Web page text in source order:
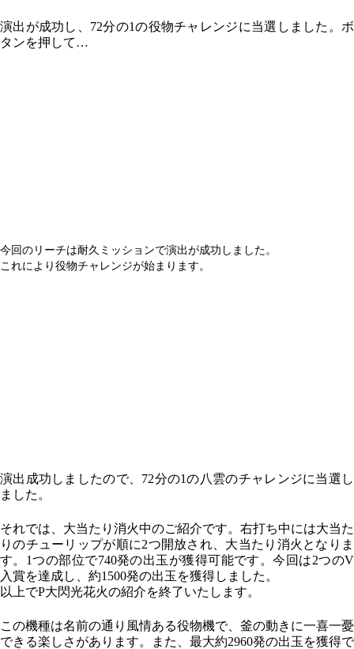
演出が成功し、72分の1の役物チャレンジに当選しました。ボ
タンを押して…
今回のリーチは耐久ミッションで演出が成功しました。
これにより役物チャレンジが始まります。
演出成功しましたので、72分の1の八雲のチャレンジに当選し
ました。
それでは、大当たり消火中のご紹介です。右打ち中には大当た
りのチューリップが順に2つ開放され、大当たり消火となりま
す。1つの部位で740発の出玉が獲得可能です。今回は2つのV
入賞を達成し、約1500発の出玉を獲得しました。
以上でP大閃光花火の紹介を終了いたします。
この機種は名前の通り風情ある役物機で、釜の動きに一喜一憂
できる楽しさがあります。また、最大約2960発の出玉を獲得で